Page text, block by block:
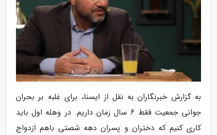
به گزارش خبرنگاران به نقل از ایسنا، برای غلبه بر بحران
جوانی جمعیت فقط 6 سال زمان داریم. در وهله اول باید
کاری کنیم که دختران و پسران دهه شصتی باهم ازدواج